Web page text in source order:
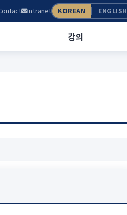
Intranet KOREAN ENGLISH
강의